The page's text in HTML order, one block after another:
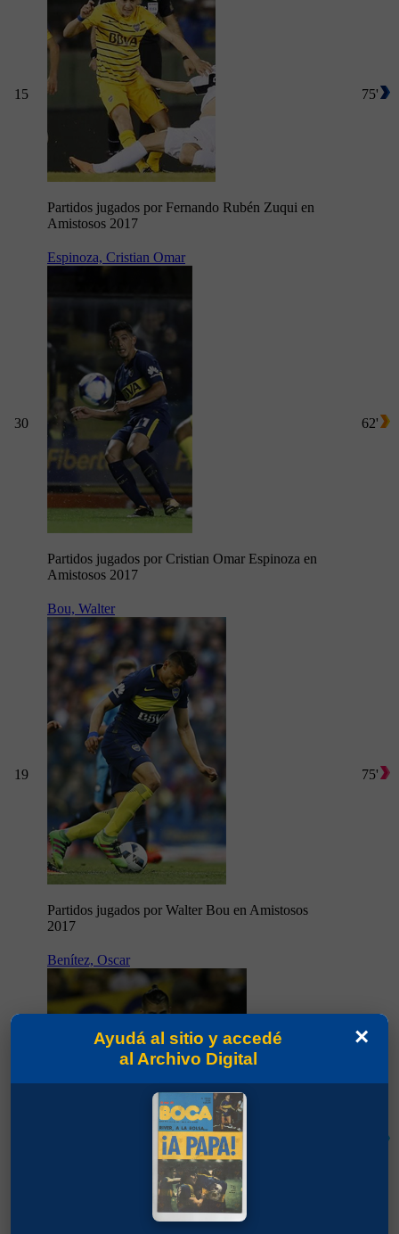
15
Partidos jugados por Fernando Rubén Zuqui en
Amistosos 2017
75'
30
Espinoza, Cristian Omar
Partidos jugados por Cristian Omar Espinoza en
Amistosos 2017
62'
19
Bou, Walter
Partidos jugados por Walter Bou en Amistosos
2017
75'
Benítez, Oscar
×
Ayudá al sitio y accedé
al Archivo Digital